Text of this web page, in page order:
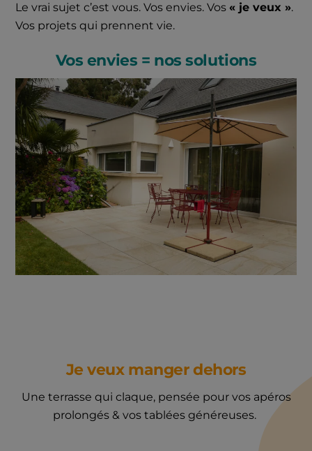
Le vrai sujet c’est vous. Vos envies. Vos« je veux ».
Vos projets qui prennent vie.
Vos envies = nos solutions
Je veux manger dehors
Une terrasse qui claque, pensée pour vos apéros
prolongés & vos tablées généreuses.